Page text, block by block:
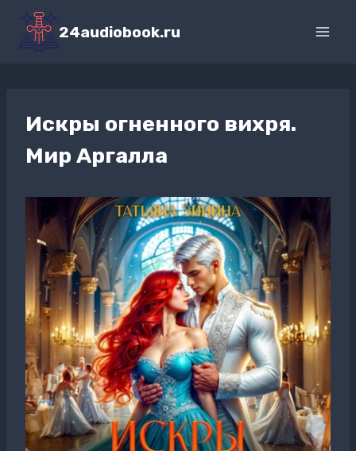
Перейти
содержимому
24audiobook.ru
Искры огненного вихря.
Мир Аргалла